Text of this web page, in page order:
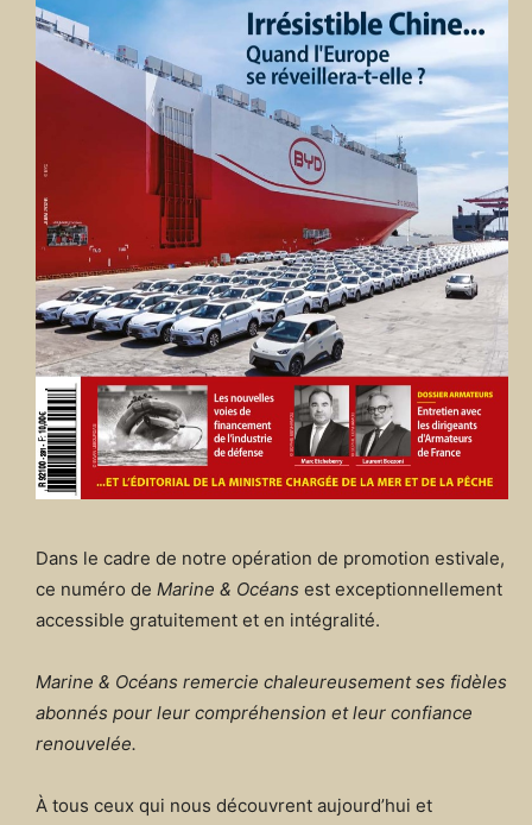
Dans le cadre de notre opération de promotion estivale,
ce numéro de Marine & Océans est exceptionnellement
accessible gratuitement et en intégralité.
Marine & Océans remercie chaleureusement ses fidèles
abonnés pour leur compréhension et leur confiance
renouvelée.
À tous ceux qui nous découvrent aujourd’hui et